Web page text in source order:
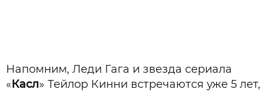
Напомним, Леди Гага и звезда сериала
«Касл» Тейлор Кинни встречаются уже 5 лет,